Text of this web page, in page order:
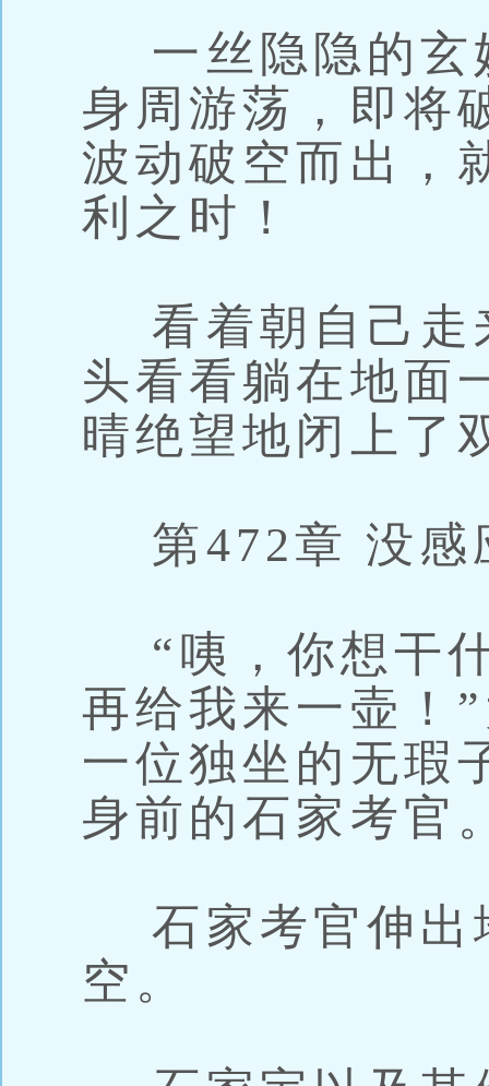
一丝隐隐的玄
身周游荡，即将
波动破空而出，
利之时！
看着朝自己走
头看看躺在地面
晴绝望地闭上了
第472章 没感
“咦，你想干
再给我来一壶！
一位独坐的无瑕
身前的石家考官
石家考官伸出
空。